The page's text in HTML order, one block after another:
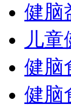
健脑
儿
健脑
健脑